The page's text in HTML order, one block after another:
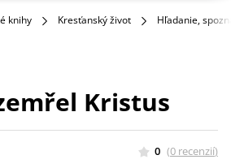
knihy Kresťanský život Hľadanie,
Kristus
0 (0 recenzií)